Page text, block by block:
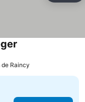
Raincy